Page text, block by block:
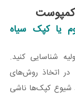
یا کپک سیاه
شناسایی کنید.
اتخاذ روش‌های
شیوع کپک‌ها ناشی